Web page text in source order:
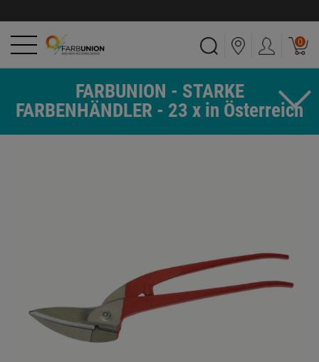
0
FARBUNION - STARKE
FARBENHÄNDLER - 23 x in Österreich